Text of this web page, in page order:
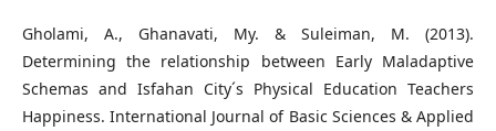
Gholami, A., Ghanavati, My. & Suleiman, M. (2013).
Determining the relationship between Early Maladaptive
Schemas and Isfahan City´s Physical Education Teachers
Happiness. International Journal of Basic Sciences & Applied